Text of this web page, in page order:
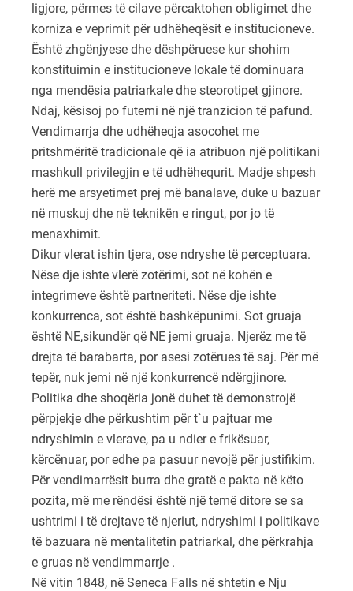
ligjore, përmes të cilave përcaktohen obligimet dhe
korniza e veprimit për udhëheqësit e institucioneve.
Është zhgënjyese dhe dëshpëruese kur shohim
konstituimin e institucioneve lokale të dominuara
nga mendësia patriarkale dhe steorotipet gjinore.
Ndaj, kësisoj po futemi në një tranzicion të pafund.
Vendimarrja dhe udhëheqja asocohet me
pritshmëritë tradicionale që ia atribuon një politikani
mashkull privilegjin e të udhëhequrit. Madje shpesh
herë me arsyetimet prej më banalave, duke u bazuar
në muskuj dhe në teknikën e ringut, por jo të
menaxhimit.
Dikur vlerat ishin tjera, ose ndryshe të perceptuara.
Nëse dje ishte vlerë zotërimi, sot në kohën e
integrimeve është partneriteti. Nëse dje ishte
konkurrenca, sot është bashkëpunimi. Sot gruaja
është NE,sikundër që NE jemi gruaja. Njerëz me të
drejta të barabarta, por asesi zotërues të saj. Për më
tepër, nuk jemi në një konkurrencë ndërgjinore.
Politika dhe shoqëria jonë duhet të demonstrojë
përpjekje dhe përkushtim për t`u pajtuar me
ndryshimin e vlerave, pa u ndier e frikësuar,
kërcënuar, por edhe pa pasuur nevojë për justifikim.
Për vendimarrësit burra dhe gratë e pakta në këto
pozita, më me rëndësi është një temë ditore se sa
ushtrimi i të drejtave të njeriut, ndryshimi i politikave
të bazuara në mentalitetin patriarkal, dhe përkrahja
e gruas në vendimmarrje .
Në vitin 1848, në Seneca Falls në shtetin e Nju